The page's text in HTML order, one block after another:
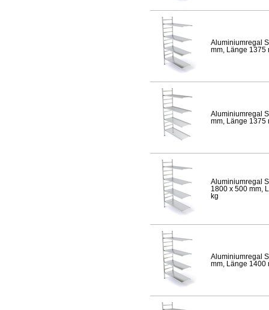
Aluminiumregal
mm, Länge 1375
Aluminiumregal
mm, Länge 1375
Aluminiumregal
1800 x 500 mm,
kg
Aluminiumregal
mm, Länge 1400